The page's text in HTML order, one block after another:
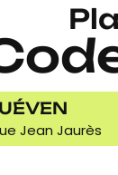
Jean Jaurès